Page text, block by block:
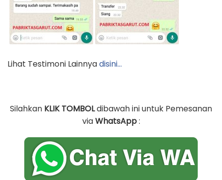
Lihat Testimoni Lainnyadisini…
Silahkan KLIK TOMBOLdibawah ini untuk Pemesanan
viaWhatsApp: